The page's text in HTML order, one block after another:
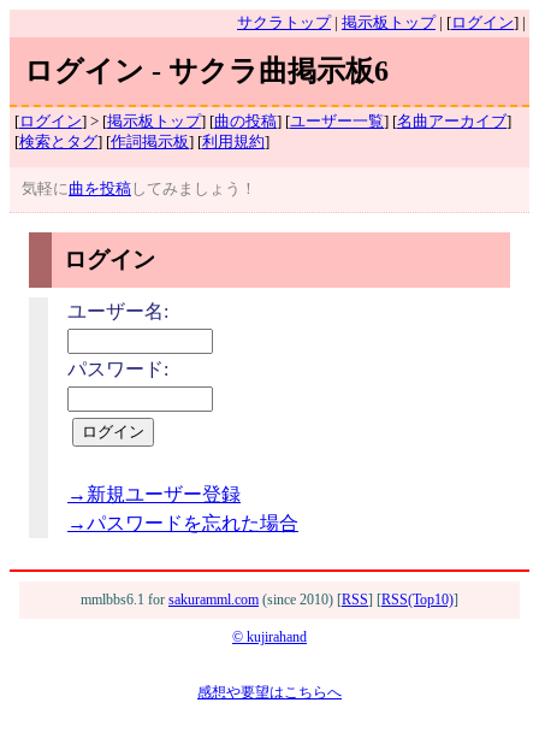
サクラトップ 掲示板トップ | [ログイン] |
ログイン - サクラ曲掲示板6
[ログイン] > [掲示板トップ] [曲の投稿] [ユーザー一覧] [名曲アーカイブ]
[検索とタグ] [作詞掲示板] [利用規約]
気軽に曲を投稿 してみましょう！
ログイン
ユーザー名:
パスワード:
→新規ユーザー登録
→パスワードを忘れた場合
mmlbbs6.1 for sakuramml.com (since 2010) [RSS] [RSS(Top10)]
© kujirahand
感想や要望はこちらへ